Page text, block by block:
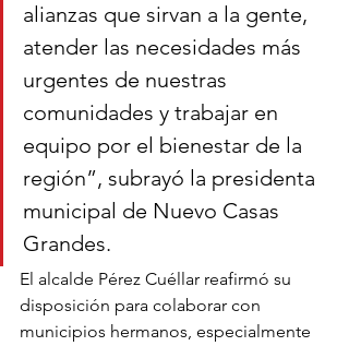
alianzas que sirvan a la gente,
atender las necesidades más
urgentes de nuestras
comunidades y trabajar en
equipo por el bienestar de la
región”, subrayó la presidenta
municipal de Nuevo Casas
Grandes.
El alcalde Pérez Cuéllar reafirmó su
disposición para colaborar con
municipios hermanos, especialmente